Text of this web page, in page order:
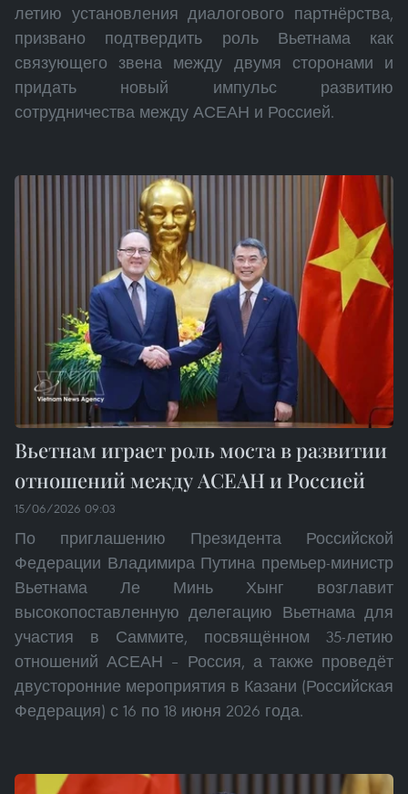
летию установления диалогового партнёрства,
призвано подтвердить роль Вьетнама как
связующего звена между двумя сторонами и
придать новый импульс развитию
сотрудничества между АСЕАН и Россией.
Вьетнам играет роль моста в развитии
отношений между АСЕАН и Россией
15/06/2026 09:03
По приглашению Президента Российской
Федерации Владимира Путина премьер-министр
Вьетнама Ле Минь Хынг возглавит
высокопоставленную делегацию Вьетнама для
участия в Саммите, посвящённом 35-летию
отношений АСЕАН – Россия, а также проведёт
двусторонние мероприятия в Казани (Российская
Федерация) с 16 по 18 июня 2026 года.